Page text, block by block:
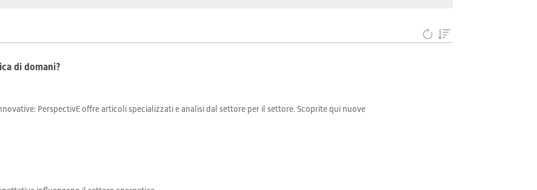
di domani?
PerspectivE offre articoli specializzati e analisi dal settore per il settore. Scoprite qui nuove